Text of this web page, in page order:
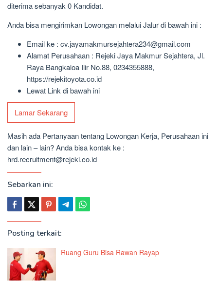
diterima sebanyak 0 Kandidat.
Anda bisa mengirimkan Lowongan melalui Jalur di bawah ini :
Email ke : cv.jayamakmursejahtera234@gmail.com
Alamat Perusahaan : Rejeki Jaya Makmur Sejahtera, Jl.
Raya Bangkaloa Ilir No.88, 0234355888,
https://rejekitoyota.co.id
Lewat Link di bawah ini
Lamar Sekarang
Masih ada Pertanyaan tentang Lowongan Kerja, Perusahaan ini
dan lain – lain? Anda bisa kontak ke :
hrd.recruitment@rejeki.co.id
Sebarkan ini:
Posting terkait:
Ruang Guru Bisa Rawan Rayap